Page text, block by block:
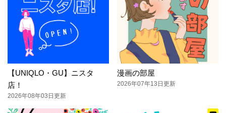
【UNIQLO・GU】ニスタ
店！
2026年08年03日更新
漫画の部屋
2026年07年13日更新